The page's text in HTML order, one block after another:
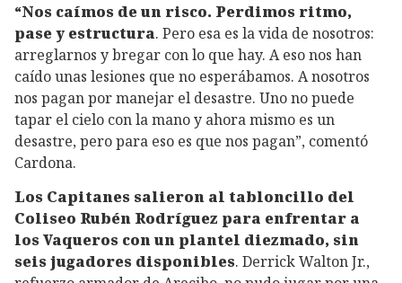
“Nos caímos de un risco. Perdimos ritmo,
pase y estructura. Pero esa es la vida de nosotros:
arreglarnos y bregar con lo que hay. A eso nos han
caído unas lesiones que no esperábamos. A nosotros
nos pagan por manejar el desastre. Uno no puede
tapar el cielo con la mano y ahora mismo es un
desastre, pero para eso es que nos pagan”, comentó
Cardona.
Los Capitanes salieron al tabloncillo del
Coliseo Rubén Rodríguez para enfrentar a
los Vaqueros con un plantel diezmado, sin
seis jugadores disponibles. Derrick Walton Jr.,